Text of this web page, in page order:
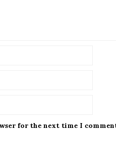
for the next time I